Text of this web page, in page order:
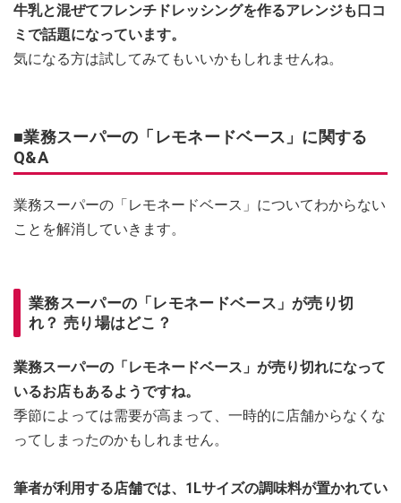
牛乳と混ぜてフレンチドレッシングを作るアレンジも口コ
ミで話題になっています。
気になる方は試してみてもいいかもしれませんね。
■業務スーパーの「レモネードベース」に関する
Q&A
業務スーパーの「レモネードベース」についてわからない
ことを解消していきます。
業務スーパーの「レモネードベース」が売り切
れ？ 売り場はどこ？
業務スーパーの「レモネードベース」が売り切れになって
いるお店もあるようですね。
季節によっては需要が高まって、一時的に店舗からなくな
ってしまったのかもしれません。
筆者が利用する店舗では、1Lサイズの調味料が置かれてい